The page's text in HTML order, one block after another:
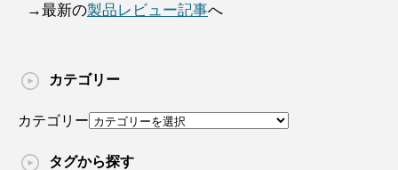
→最新の製品レビュー記事へ
カテゴリー
カテゴリー
タグから探す